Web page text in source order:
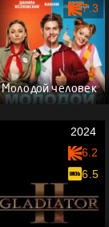
Молодой человек
7.3
2024
6.2
6.5